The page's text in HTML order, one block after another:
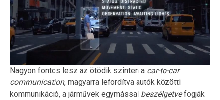
Nagyon fontos lesz az ötödik szinten a car-to-car
communication, magyarra lefordítva autók közötti
kommunikáció, a járművek egymással beszélgetvefogják